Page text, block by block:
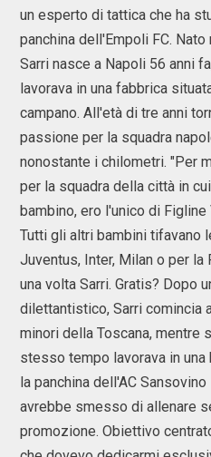
un esperto di tattica che ha
panchina dell'Empoli FC.
Sarri nasce a Napoli 56 anni
lavorava in una fabbrica
campano. All'età di tre anni
passione per la squadra
nonostante i chilometri. "Per
per la squadra della città in
bambino, ero l'unico di
Tutti gli altri bambini tifavano
Juventus, Inter, Milan o per la
una volta Sarri. Gratis? Dopo
dilettantistico, Sarri comincia
minori della Toscana, mentre
stesso tempo lavorava in
la panchina dell'AC
avrebbe smesso di allenare
promozione. Obiettivo